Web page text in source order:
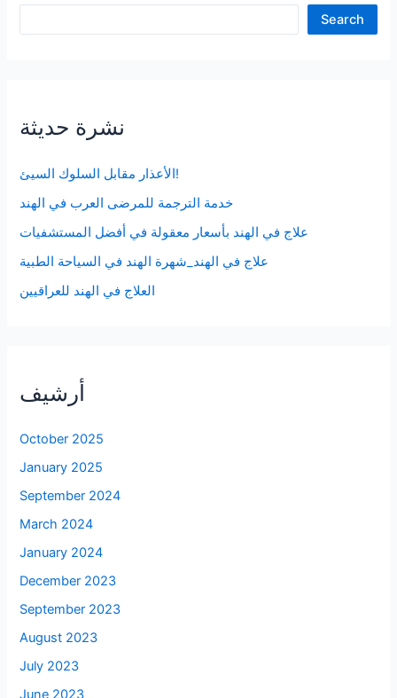
Search
نشرة حديثة
الأعذار مقابل السلوك السيئ!
خدمة الترجمة للمرضى العرب في الهند
علاج في الهند بأسعار معقولة في أفضل المستشفيات
علاج في الهند_شهرة الهند في السياحة الطبية
العلاج في الهند للعراقيين
أرشيف
October 2025
January 2025
September 2024
March 2024
January 2024
December 2023
September 2023
August 2023
July 2023
June 2023